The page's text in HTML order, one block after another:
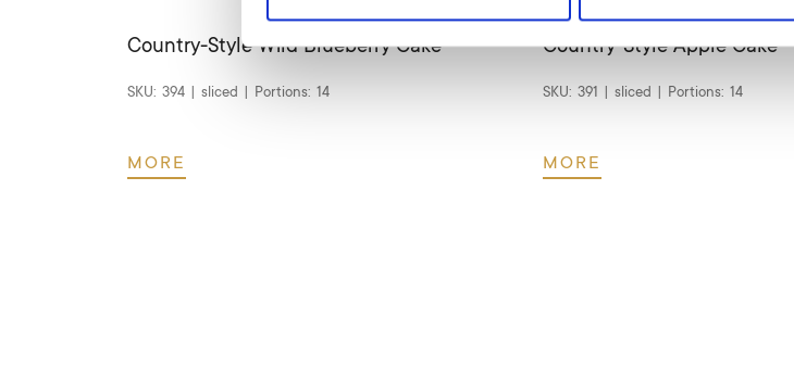
Country-Style Wild Blueberry Cake
SKU: 394 | sliced | Portions: 14
MORE
Country-Style Apple Cake
SKU: 391 | sliced | Portions: 14
MORE